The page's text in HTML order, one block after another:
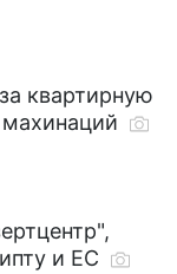
квартирную
и ЕС